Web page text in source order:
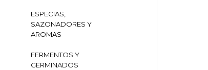
ESPECIAS,
SAZONADORES Y
AROMAS
FERMENTOS Y
GERMINADOS